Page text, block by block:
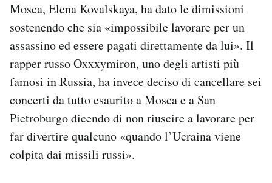
Mosca, Elena Kovalskaya, ha dato le dimissioni
sostenendo che sia «impossibile lavorare per un
assassino ed essere pagati direttamente da lui». Il
rapper russo Oxxxymiron, uno degli artisti più
famosi in Russia, ha invece deciso di cancellare sei
concerti da tutto esaurito a Mosca e a San
Pietroburgo dicendo di non riuscire a lavorare per
far divertire qualcuno «quando l’Ucraina viene
colpita dai missili russi».